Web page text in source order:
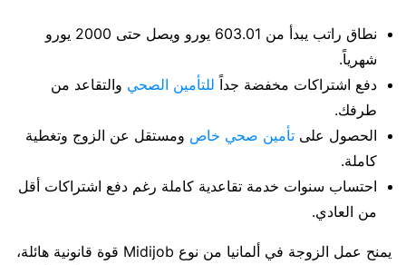
نطاق راتب يبدأ من 603.01 يورو ويصل حتى 2000 يورو
شهرياً.
دفع اشتراكات مخفضة جداً للتأمين الصحي والتقاعد من
طرفك.
الحصول على تأمين صحي خاص ومستقل عن الزوج وتغطية
كاملة.
احتساب سنوات خدمة تقاعدية كاملة رغم دفع اشتراكات أقل
من العادي.
يمنح عمل الزوجة في ألمانيا من نوع Midijob قوة قانونية هائلة،